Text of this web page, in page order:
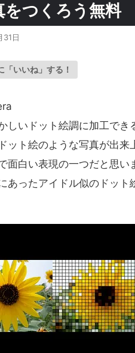
をつくろう無料
31日
「いいね」する！
しいドット絵調に加工でき
ット絵のような写真が出来
面白い表現の一つだと思
あったアイドル似のドッ